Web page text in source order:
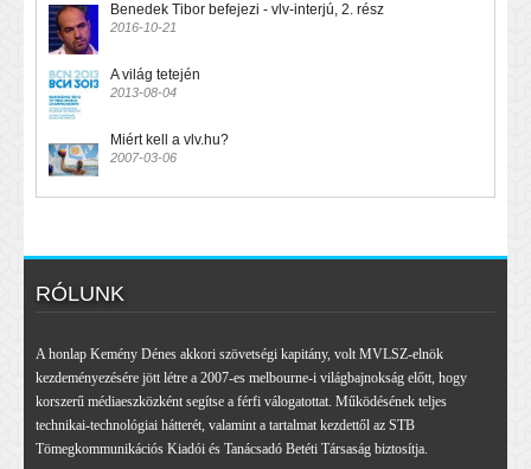
Benedek Tibor befejezi - vlv-interjú, 2. rész
2016-10-21
A világ tetején
2013-08-04
Miért kell a vlv.hu?
2007-03-06
RÓLUNK
A honlap Kemény Dénes akkori szövetségi kapitány, volt MVLSZ-elnök
kezdeményezésére jött létre a 2007-es melbourne-i világbajnokság előtt, hogy
korszerű médiaeszközként segítse a férfi válogatottat. Működésének teljes
technikai-technológiai hátterét, valamint a tartalmat kezdettől az STB
Tömegkommunikációs Kiadói és Tanácsadó Betéti Társaság biztosítja.